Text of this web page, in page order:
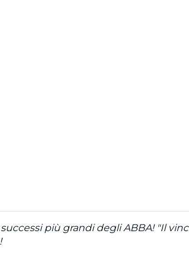
più grandi degli ABBA! "Il